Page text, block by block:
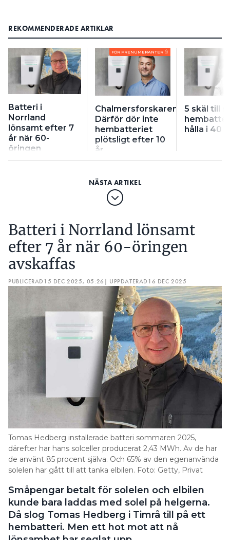
REKOMMENDERADE ARTIKLAR
Batteri i
Norrland
lönsamt efter 7
år när 60-
öringen
avskaffas
FÖR PRENUMERANTER
Chalmersforskaren:
Därför dör inte
hembatteriet
plötsligt efter 10
år
5 skäl till
hålla i 40
Batteri i Norrland lönsamt
efter 7 år när 60-öringen
avskaffas
PUBLICERAD 15 DEC 2025, 05:26 | UPPDATERAD 16 DEC 2025
Tomas Hedberg installerade batteri sommaren 2025,
därefter har hans solceller producerat 2,43 MWh. Av de har
de använt 85 procent själva. Och 65% av den egenanvända
solelen har gått till att tanka elbilen. Foto: Getty, Privat
Småpengar betalt för solelen och elbilen
kunde bara laddas med solel på helgerna.
Då slog Tomas Hedberg i Timrå till på ett
hembatteri. Men ett hot mot att nå